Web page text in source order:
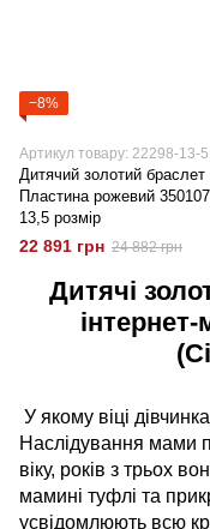
−8%
Артикул товару: 22298-13-5
Дитячий золотий браслет
Пластина рожевий
13,5 розмір
22 891 грн 24 882 грн
Дитячі
У якому віці
Наслідування мами
віку, років з трьох
мамині туфлі та
усвідомлюють всю